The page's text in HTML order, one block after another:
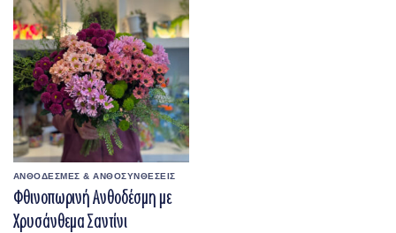
ΑΝΘΟΔΕΣΜΕΣ & ΑΝΘΟΣΥΝΘΕΣΕΙΣ
Φθινοπωρινή Ανθοδέσμη με
Χρυσάνθεμα Σαντίνι